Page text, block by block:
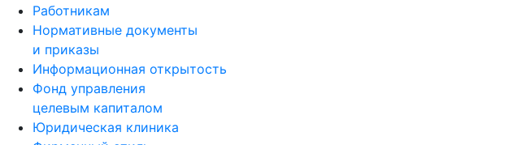
Работникам
Нормативные документы
и приказы
Информационная открытость
Фонд управления
целевым капиталом
Юридическая клиника